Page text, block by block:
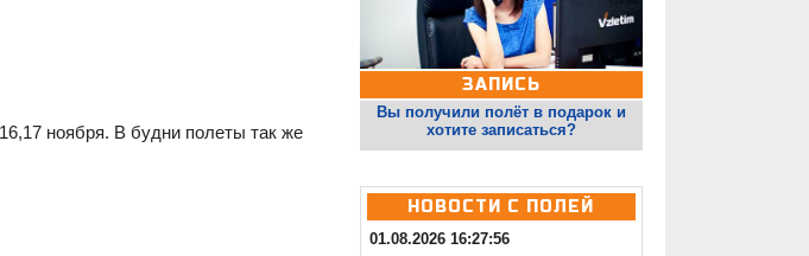
ноября. В будни полеты так же
ЗАПИСЬ
Вы получили полёт в подарок и
хотите записаться?
НОВОСТИ С ПОЛЕЙ
01.08.2026 16:27:56